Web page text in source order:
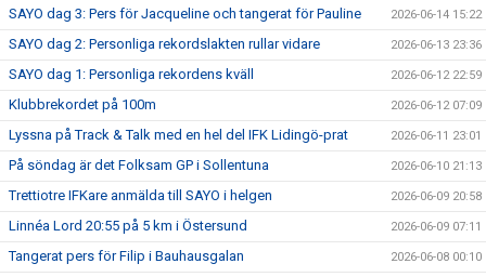
SAYO dag 3: Pers för Jacqueline och tangerat för Pauline 2026-06-14 15:22
SAYO dag 2: Personliga rekordslakten rullar vidare 2026-06-13 23:36
SAYO dag 1: Personliga rekordens kväll 2026-06-12 22:59
Klubbrekordet på 100m 2026-06-12 07:09
Lyssna på Track & Talk med en hel del IFK Lidingö-prat 2026-06-11 23:01
På söndag är det Folksam GP i Sollentuna 2026-06-10 21:13
Trettiotre IFKare anmälda till SAYO i helgen 2026-06-09 20:58
Linnéa Lord 20:55 på 5 km i Östersund 2026-06-09 07:11
Tangerat pers för Filip i Bauhausgalan 2026-06-08 00:10